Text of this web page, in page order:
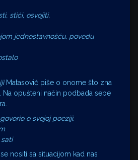
stići, osvojiti,
jednostavnošću, povedu
Matasović piše o onome što zna
Na opušteni način podbada sebe
o svojoj poeziji.
sati
nositi sa situacijom kad nas